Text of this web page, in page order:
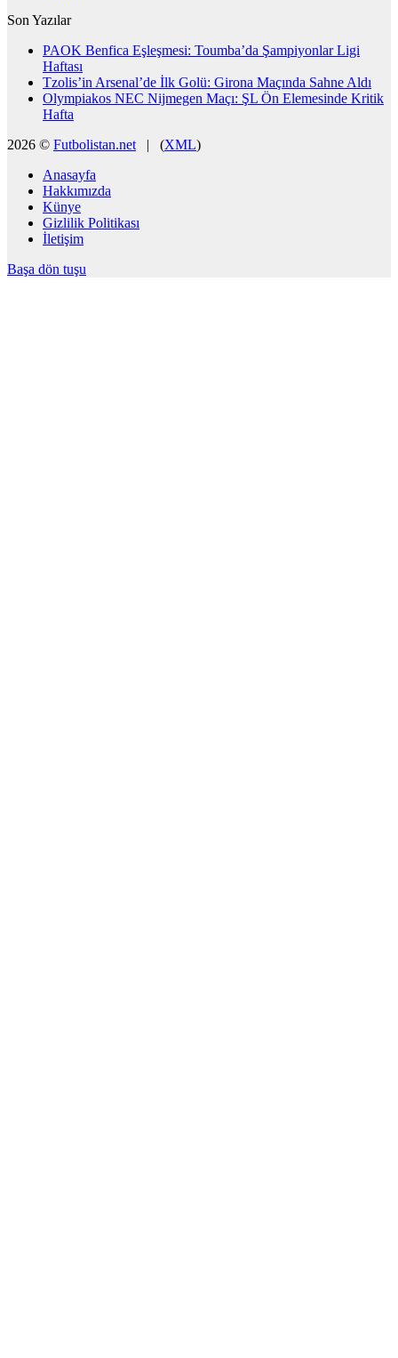
Son Yazılar
PAOK Benfica Eşleşmesi: Toumba’da Şampiyonlar Ligi
Haftası
Tzolis’in Arsenal’de İlk Golü: Girona Maçında Sahne Aldı
Olympiakos NEC Nijmegen Maçı: ŞL Ön Elemesinde Kritik
Hafta
2026 © Futbolistan.net | (XML)
Anasayfa
Hakkımızda
Künye
Gizlilik Politikası
İletişim
Başa dön tuşu